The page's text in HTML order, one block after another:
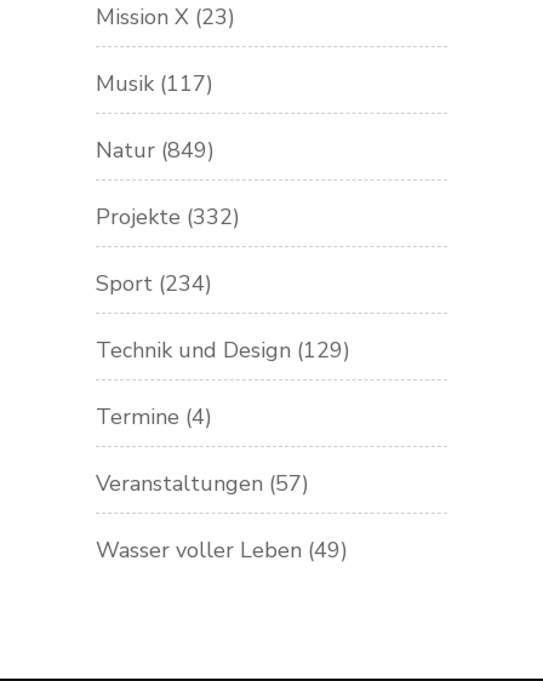
Mission X (23)
Musik (117)
Natur (849)
Projekte (332)
Sport (234)
Technik und Design (129)
Termine (4)
Veranstaltungen (57)
Wasser voller Leben (49)